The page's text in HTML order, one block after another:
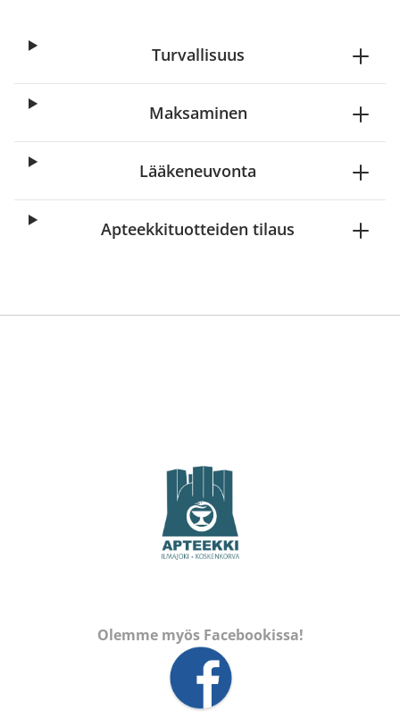
Turvallisuus
Maksaminen
Lääkeneuvonta
Apteekkituotteiden tilaus
Olemme myös Facebookissa!